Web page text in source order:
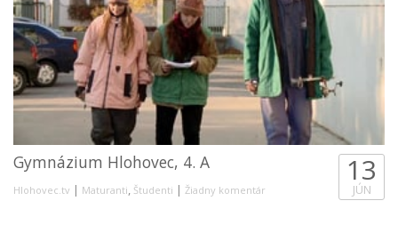
Gymnázium Hlohovec, 4. A
Hlohovec.tv | Maturanti, Študenti | Žiadny komentár
13
JÚN